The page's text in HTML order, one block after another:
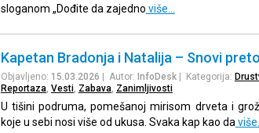
sloganom „Dođite da zajedno više…
Kapetan Bradonja i Natalija – Snovi
Objavljeno: 15.03.2026 | Autor: InfoDesk| Kategorija:
Reportaza, Vesti, Zabava, Zanimljivosti
U tišini podruma, pomešanoj mirisom drveta i
koje u sebi nosi više od ukusa. Svaka kap kao da više…